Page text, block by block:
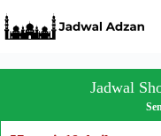
to
content
Jadwal